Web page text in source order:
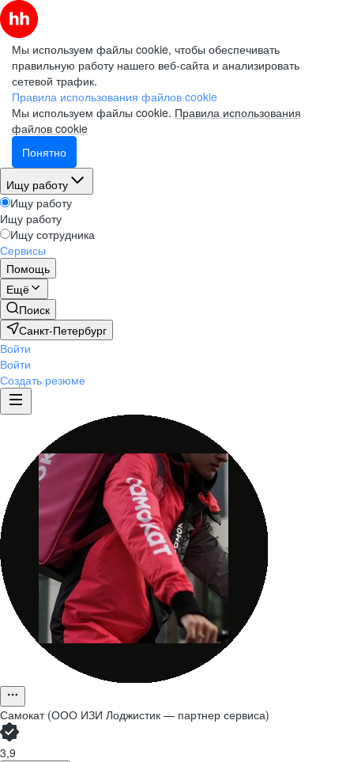
Мы используем файлы cookie, чтобы обеспечивать
правильную работу нашего веб-сайта и анализировать
сетевой трафик.
Правила использования файлов cookie
Мы используем файлы cookie. Правила использования
файлов cookie
Понятно
Ищу работу
Ищу работу
Ищу работу
Ищу сотрудника
Сервисы
Помощь
Ещё
Поиск
Санкт-Петербург
Войти
Войти
Создать резюме
Самокат (ООО ИЗИ Лоджистик — партнер сервиса)
3,9